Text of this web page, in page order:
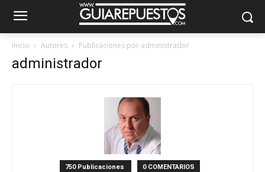
Inicio Autores Publicaciones por administrador
administrador
750 Publicaciones 0 COMENTARIOS